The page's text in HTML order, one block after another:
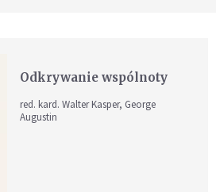
Odkrywanie wspólnoty
red. kard. Walter Kasper, George
Augustin